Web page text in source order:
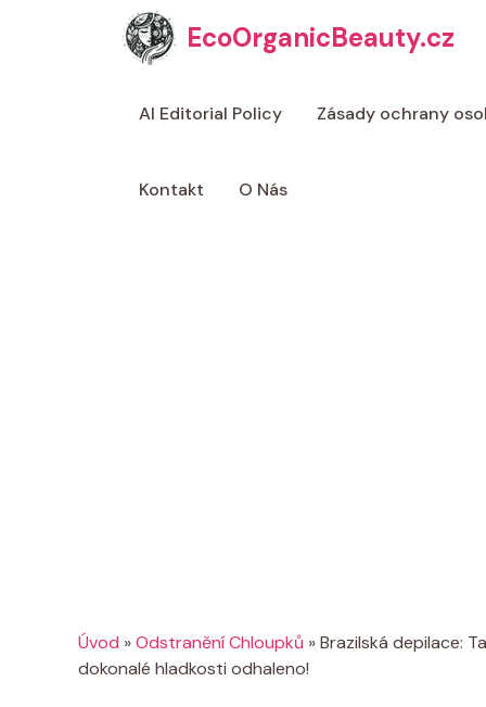
EcoOrganicBeauty.cz
AI Editorial Policy Zásady ochrany
Kontakt O Nás
Úvod »Odstranění Chloupků »Brazilská depilace:
dokonalé hladkosti odhaleno!